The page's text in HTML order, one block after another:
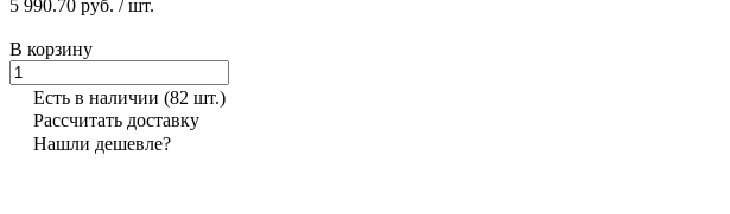
5 990.70 руб. / шт.
В корзину
Есть в наличии (82 шт.)
Рассчитать доставку
Нашли дешевле?